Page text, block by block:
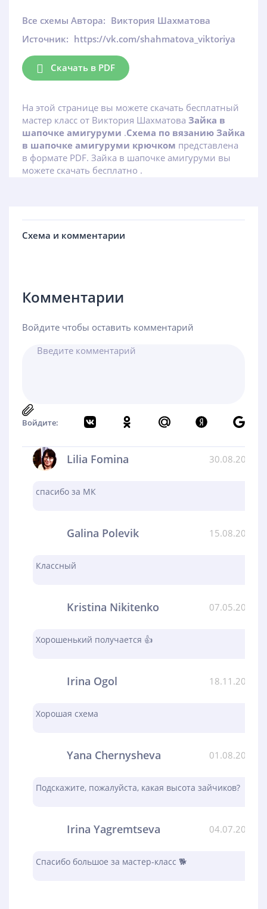
Все схемы Автора: Виктория Шахматова
Источник: https://vk.com/shahmatova_viktoriya
Скачать в PDF
На этой странице вы можете скачать бесплатный
мастер класс от Виктория Шахматова Зайка в
шапочке амигуруми .Схема по вязанию Зайка
в шапочке амигуруми крючком представлена
в формате PDF. Зайка в шапочке амигуруми вы
можете скачать бесплатно .
Схема и комментарии
Комментарии
Войдите чтобы оставить комментарий
Войдите:
Lilia Fomina 30.08.2024
спасибо за МК
Galina Polevik 15.08.2024
Классный
Kristina Nikitenko 07.05.2024
Хорошенький получается 👍
Irina Ogol 18.11.2023
Хорошая схема
Yana Chernysheva 01.08.2023
Подскажите, пожалуйста, какая высота зайчиков?
Irina Yagremtseva 04.07.2023
Спасибо большое за мастер-класс 🐕